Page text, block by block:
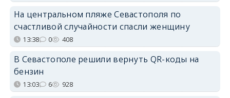
На центральном пляже Севастополя по
счастливой случайности спасли женщину
13:38 0 408
В Севастополе решили вернуть QR-коды на
бензин
13:03 6 928